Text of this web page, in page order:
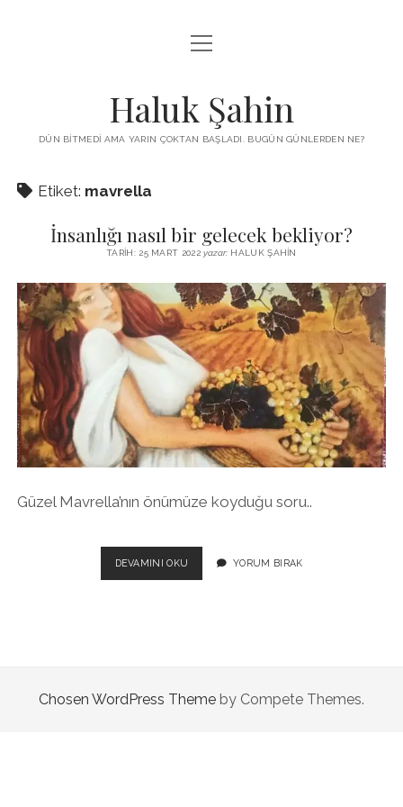
KUTUP YILDIZI
MENDIREK YAZILARI
İYI YAŞAM VE MUTLULUK ÜZERINE
GÜZEL MAVRELLA
BIZ KIMIZ?
MED 532 SPRING ‘25
YAZMADAN EDEMEDIM
HABERLER / NEWS
twitterfacebookinstagram
menüyü
aç
Haluk Şahin
DÜN BITMEDI AMA YARIN ÇOKTAN BAŞLADI. BUGÜN GÜNLERDEN NE?
Etiket: mavrella
İnsanlığı nasıl bir gelecek bekliyor?
TARIH: 25 MART 2022yazar: HALUK ŞAHIN
Güzel Mavrella’nın önümüze koyduğu soru..
DEVAMINI OKU İNSANLIĞI
NASIL
YORUM BIRAK
Chosen WordPress Theme by Compete Themes.